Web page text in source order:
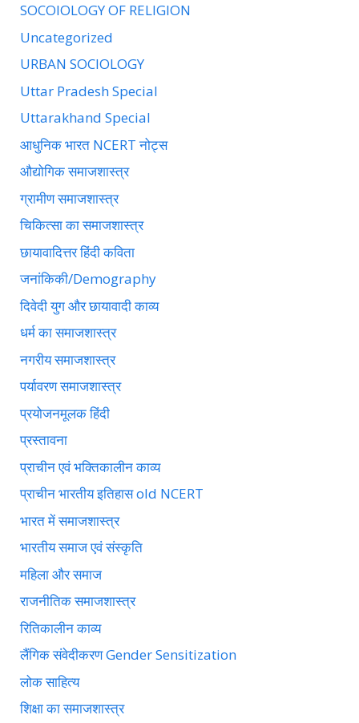
SOCOIOLOGY OF RELIGION
Uncategorized
URBAN SOCIOLOGY
Uttar Pradesh Special
Uttarakhand Special
आधुनिक भारत NCERT नोट्स
औद्योगिक समाजशास्त्र
ग्रामीण समाजशास्त्र
चिकित्सा का समाजशास्त्र
छायावादित्तर हिंदी कविता
जनांकिकी/Demography
दिवेदी युग और छायावादी काव्य
धर्म का समाजशास्त्र
नगरीय समाजशास्त्र
पर्यावरण समाजशास्त्र
प्रयोजनमूलक हिंदी
प्रस्तावना
प्राचीन एवं भक्तिकालीन काव्य
प्राचीन भारतीय इतिहास old NCERT
भारत में समाजशास्त्र
भारतीय समाज एवं संस्कृति
महिला और समाज
राजनीतिक समाजशास्त्र
रितिकालीन काव्य
लैंगिक संवेदीकरण Gender Sensitization
लोक साहित्य
शिक्षा का समाजशास्त्र